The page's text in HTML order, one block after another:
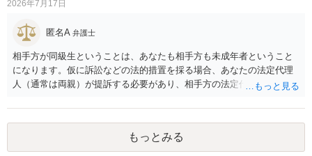
されていれば、 相手は返品請求を再度主張できない可能性はあります
（信義則による主張制限）。
2026年7月17日
匿名A 弁護士
相手方が同級生ということは、あなたも相手方も未成年者ということ
になります。仮に訴訟などの法的措置を採る場合、あなたの法定代理
人（通常は両親）が提訴する必要があり、相手方の法定代理人（通常
話し合いで解決した方がよい問題だと思います。
もっとみる